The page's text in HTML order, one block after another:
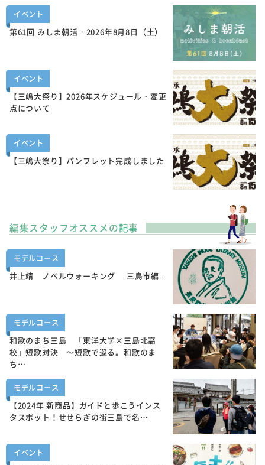
イベント
第61回 みしま朝活・2026年8月8日（土）
イベント
【三嶋大祭り】2026年スケジュール・変更
点について
イベント
【三嶋大祭り】パンフレット完成しました
編集スタッフオススメの記事
モデルコース
井上靖 ノベルウォーキング -三島市編-
モデルコース
和歌のまち三島 「東洋大学×三島北高
校」短歌対決 ～短歌で巡る。和歌のま
ち…
モデルコース
【2024年 新商品】ガイドと歩こうインス
タスポット！せせらぎの街三島で名…
イベント